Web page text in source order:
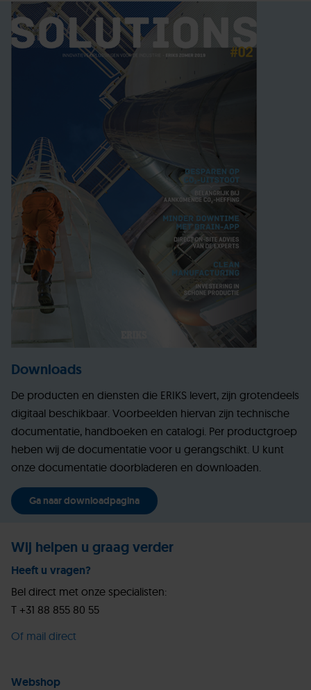
Downloads
De producten en diensten die ERIKS levert, zijn grotendeels
digitaal beschikbaar. Voorbeelden hiervan zijn technische
documentatie, handboeken en catalogi. Per productgroep
heben wij de documentatie voor u gerangschikt. U kunt
onze documentatie doorbladeren en downloaden.
Ga naar downloadpagina
Wij helpen u graag verder
Heeft u vragen?
Bel direct met onze specialisten:
T +31 88 855 80 55
Of mail direct
Webshop